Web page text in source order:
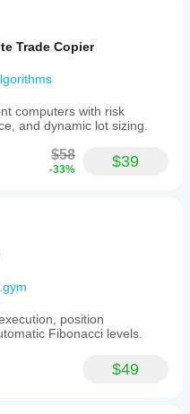
Trade Copier
computers with risk
and dynamic lot sizing.
$58
-33% $39
position
Fibonacci levels.
$49